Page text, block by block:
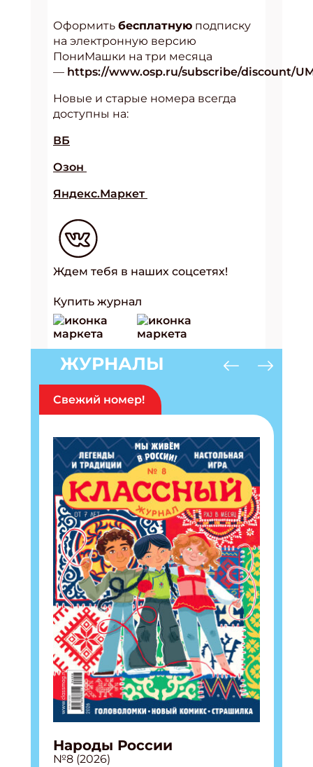
Оформить бесплатную подписку
на электронную версию
ПониМашки на три месяца
— https://www.osp.ru/subscribe/discount/
Новые и старые номера всегда
доступны на:
ВБ
Озон
Яндекс.Маркет
Ждем тебя в наших соцсетях!
Купить журнал
ЖУРНАЛЫ
Свежий номер!
Народы России
№8 (2026)